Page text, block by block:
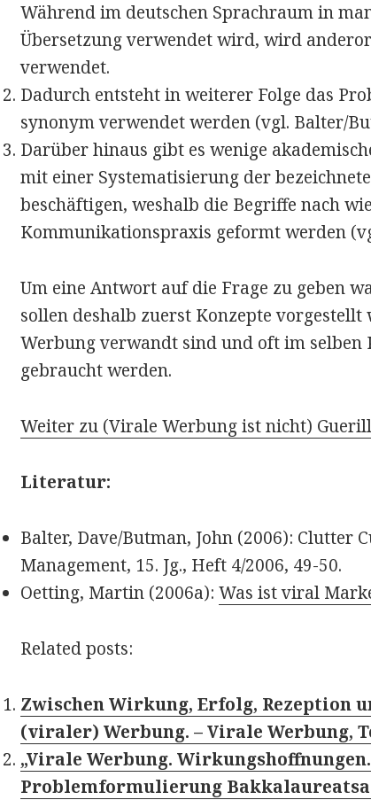
Während im deutschen Sprachraum in
Übersetzung verwendet wird, wird
verwendet.
Dadurch entsteht in weiterer Folge das
synonym verwendet werden (vgl. Balter/
Darüber hinaus gibt es wenige
mit einer Systematisierung der
beschäftigen, weshalb die Begriffe nach
Kommunikationspraxis geformt werden
Um eine Antwort auf die Frage zu geben
sollen deshalb zuerst Konzepte
Werbung verwandt sind und oft im selben
gebraucht werden.
Weiter zu (Virale Werbung ist nicht)
Literatur:
Balter, Dave/Butman, John (2006): Clutter
Management, 15. Jg., Heft 4/2006, 49-50.
Oetting, Martin (2006a):Was ist viral
Related posts:
Zwischen Wirkung, Erfolg, Rezeption
(viraler) Werbung. – Virale Werbung,
„Virale Werbung.
Problemformulierung